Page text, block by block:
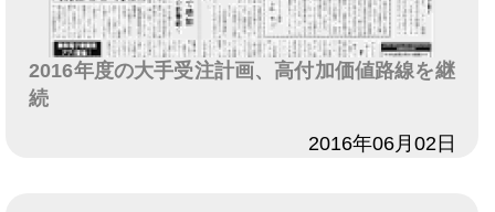
2016年度の大手受注計画、高付加価値路線を継
続
2016年06月02日